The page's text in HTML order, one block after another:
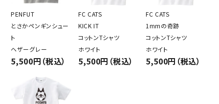
PENFUT
とさかペンギンシュー
ト
ヘザーグレー
5,500円（税込）
FC CATS
KICK IT
コットンTシャツ
ホワイト
5,500円（税込）
FC CATS
1mmの奇跡
コットンTシャツ
ホワイト
5,500円（税込）